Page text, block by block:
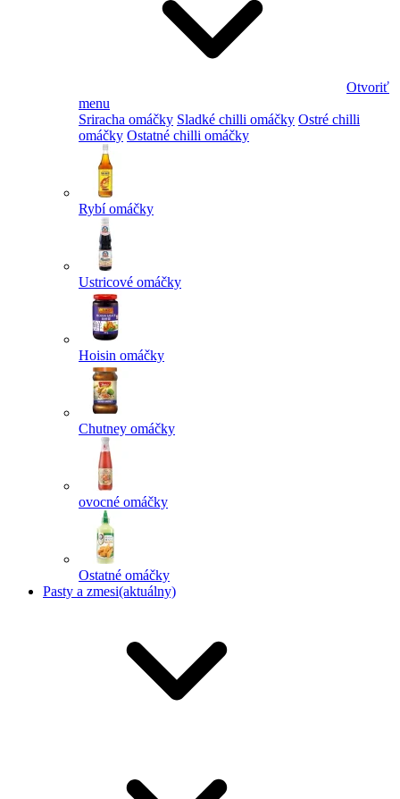
Otvoriť
menu
Sriracha omáčky Sladké chilli omáčky Ostré chilli
omáčky Ostatné chilli omáčky
Rybí omáčky
Ustricové omáčky
Hoisin omáčky
Chutney omáčky
ovocné omáčky
Ostatné omáčky
Pasty a zmesi(aktuálny)